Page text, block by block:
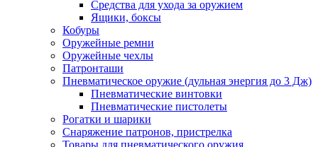
Средства для ухода за оружием
Ящики, боксы
Кобуры
Оружейные ремни
Оружейные чехлы
Патронташи
Пневматическое оружие (дульная энергия до 3 Дж)
Пневматические винтовки
Пневматические пистолеты
Рогатки и шарики
Снаряжение патронов, пристрелка